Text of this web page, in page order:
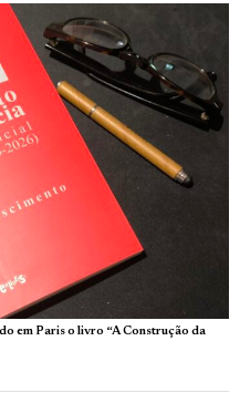
em Paris o livro “A Construção da